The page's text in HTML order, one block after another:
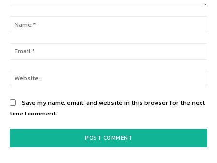
Save my name, email, and website in this browser for the next
time I comment.